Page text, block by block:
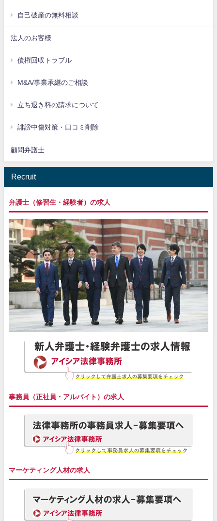
自己破産の無料相談
法人のお客様
債権回収トラブル
M&A/事業承継のご相談
立ち退き料の請求について
誹謗中傷対策・口コミ削除
顧問弁護士
Recruit
弁護士（修習生・経験者）の求人
事務員（正社員・アルバイト）の求人
マーケティング人材の求人